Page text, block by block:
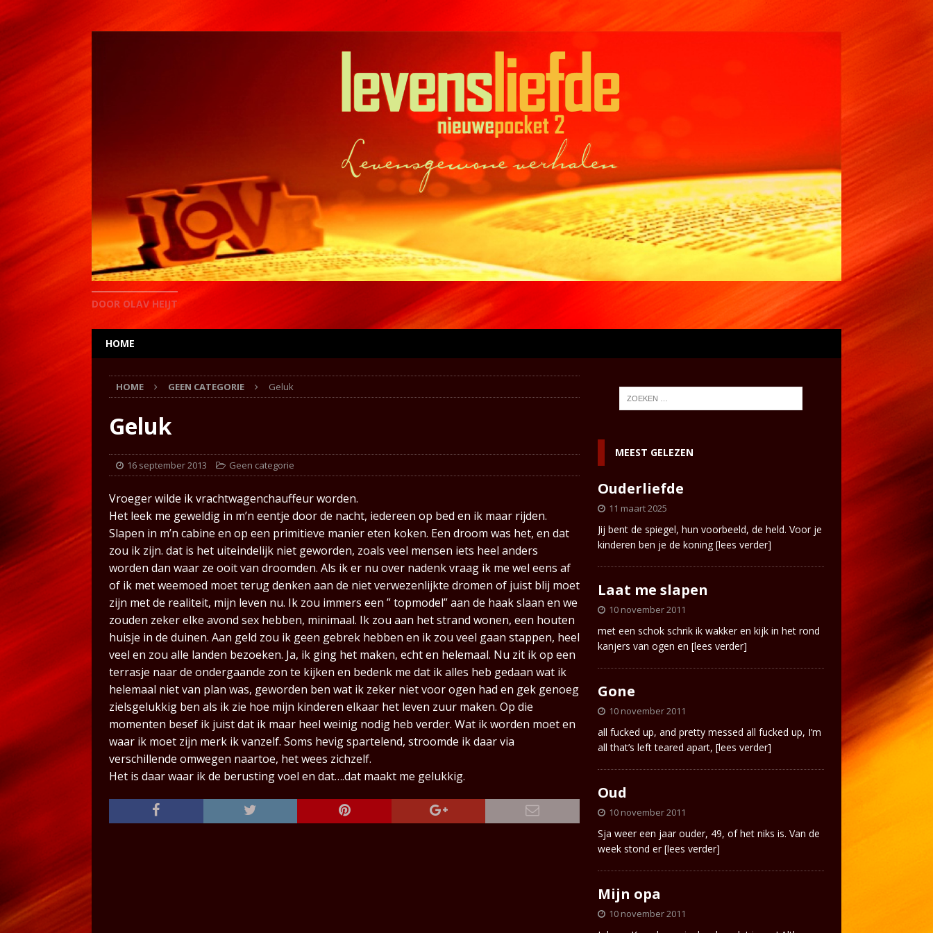
DOOR OLAV HEIJT
HOME
HOME GEEN CATEGORIE Geluk
Geluk
16 september 2013 Geen categorie
Vroeger wilde ik vrachtwagenchauffeur worden.
Het leek me geweldig in m’n eentje door de nacht, iedereen op bed en ik maar rijden.
Slapen in m’n cabine en op een primitieve manier eten koken. Een droom was het, en dat
zou ik zijn. dat is het uiteindelijk niet geworden, zoals veel mensen iets heel anders
worden dan waar ze ooit van droomden. Als ik er nu over nadenk vraag ik me wel eens af
of ik met weemoed moet terug denken aan de niet verwezenlijkte dromen of juist blij moet
zijn met de realiteit, mijn leven nu. Ik zou immers een ” topmodel” aan de haak slaan en we
zouden zeker elke avond sex hebben, minimaal. Ik zou aan het strand wonen, een houten
huisje in de duinen. Aan geld zou ik geen gebrek hebben en ik zou veel gaan stappen, heel
veel en zou alle landen bezoeken. Ja, ik ging het maken, echt en helemaal. Nu zit ik op een
terrasje naar de ondergaande zon te kijken en bedenk me dat ik alles heb gedaan wat ik
helemaal niet van plan was, geworden ben wat ik zeker niet voor ogen had en gek genoeg
zielsgelukkig ben als ik zie hoe mijn kinderen elkaar het leven zuur maken. Op die
momenten besef ik juist dat ik maar heel weinig nodig heb verder. Wat ik worden moet en
waar ik moet zijn merk ik vanzelf. Soms hevig spartelend, stroomde ik daar via
verschillende omwegen naartoe, het wees zichzelf.
Het is daar waar ik de berusting voel en dat….dat maakt me gelukkig.
MEEST GELEZEN
Ouderliefde
11 maart 2025
Jij bent de spiegel, hun voorbeeld, de held. Voor je
kinderen ben je de koning[lees verder]
Laat me slapen
10 november 2011
met een schok schrik ik wakker en kijk in het rond
kanjers van ogen en [lees verder]
Gone
10 november 2011
all fucked up, and pretty messed all fucked up, I’m
all that’s left teared apart, [lees verder]
Oud
10 november 2011
Sja weer een jaar ouder, 49, of het niks is. Van de
week stond er[lees verder]
Mijn opa
10 november 2011